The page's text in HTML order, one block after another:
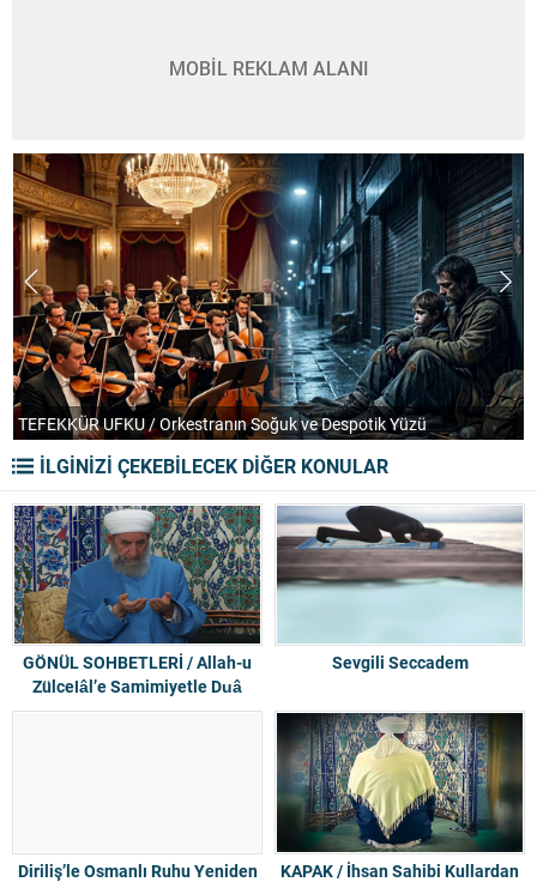
MOBİL REKLAM ALANI
TEFEKKÜR UFKU / Orkestranın Soğuk ve Despotik Yüzü
İLGİNİZİ ÇEKEBİLECEK DİĞER KONULAR
GÖNÜL SOHBETLERİ / Allah-u
Zülcelâl’e Samimiyetle Duâ
Edelim
Sevgili Seccadem
Diriliş’le Osmanlı Ruhu Yeniden
KAPAK / İhsan Sahibi Kullardan